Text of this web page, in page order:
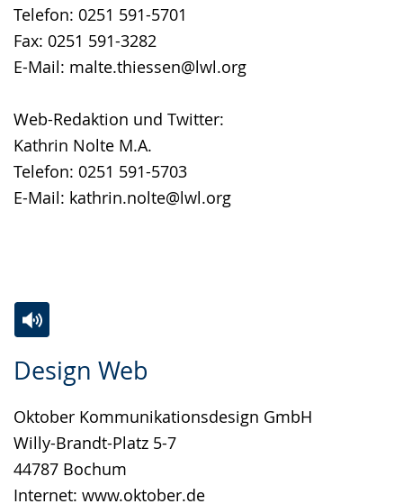
Telefon: 0251 591-5701
Fax: 0251 591-3282
E-Mail: malte.thiessen@lwl.org
Web-Redaktion und Twitter:
Kathrin Nolte M.A.
Telefon: 0251 591-5703
E-Mail: kathrin.nolte@lwl.org
Design Web
Oktober Kommunikationsdesign GmbH
Willy-Brandt-Platz 5-7
44787 Bochum
Internet: www.oktober.de
Leichten
wechseln.
Audio-
Video
Deutscher
Gebärdensprache
wird